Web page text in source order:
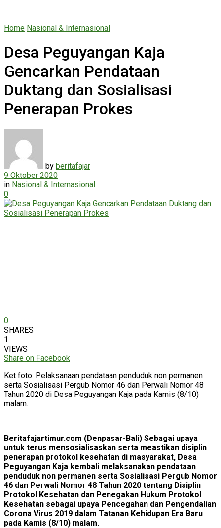
Home Nasional & Internasional
Desa Peguyangan Kaja
Gencarkan Pendataan
Duktang dan Sosialisasi
Penerapan Prokes
by beritafajar
9 Oktober 2020
in Nasional & Internasional
0
0
SHARES
1
VIEWS
Share on Facebook
Ket foto: Pelaksanaan pendataan penduduk non permanen
serta Sosialisasi Pergub Nomor 46 dan Perwali Nomor 48
Tahun 2020 di Desa Peguyangan Kaja pada Kamis (8/10)
malam.
Beritafajartimur.com (Denpasar-Bali) Sebagai upaya
untuk terus mensosialisaskan serta meastikan disiplin
penerapan protokol kesehatan di masyarakat, Desa
Peguyangan Kaja kembali melaksanakan pendataan
penduduk non permanen serta Sosialisasi Pergub Nomor
46 dan Perwali Nomor 48 Tahun 2020 tentang Disiplin
Protokol Kesehatan dan Penegakan Hukum Protokol
Kesehatan sebagai upaya Pencegahan dan Pengendalian
Corona Virus 2019 dalam Tatanan Kehidupan Era Baru
pada Kamis (8/10) malam.